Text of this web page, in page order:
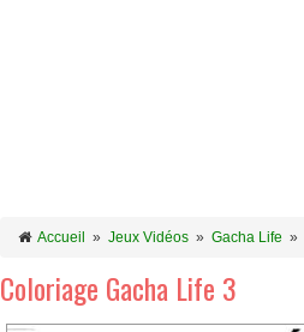
Accueil » Jeux Vidéos » Gacha Life »
Coloriage Gacha Life 3